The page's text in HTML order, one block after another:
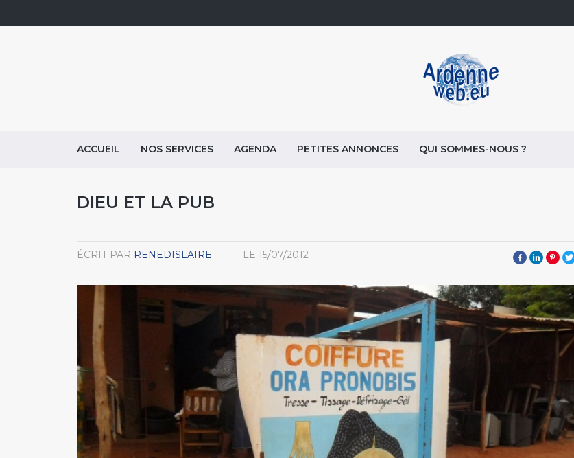
ACCUEIL NOS SERVICES AGENDA PETITES ANNONCES QUI SOMMES-NOUS ?
DIEU ET LA PUB
ÉCRIT PAR RENEDISLAIRE LE 15/07/2012